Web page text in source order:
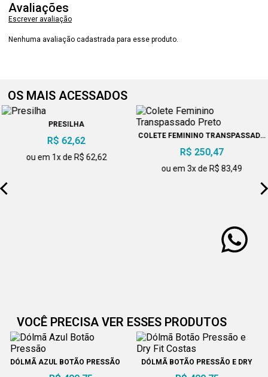
Avaliações
Escrever avaliação
Nenhuma avaliação cadastrada para esse produto.
OS MAIS ACESSADOS
PRESILHA
R$ 62,62
ou em 1x de R$ 62,62
COLETE FEMININO TRANSPASSADO
PRETO
R$ 250,47
ou em 3x de R$ 83,49
VOCÊ PRECISA VER ESSES PRODUTOS
DÓLMÃ AZUL BOTÃO PRESSÃO
DÓLMÃ BOTÃO PRESSÃO E DRY